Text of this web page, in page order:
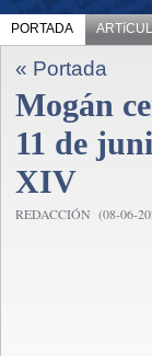
PORTADA
« Portada
Mogán
11 de
XIV
REDACCIÓN (08-06-